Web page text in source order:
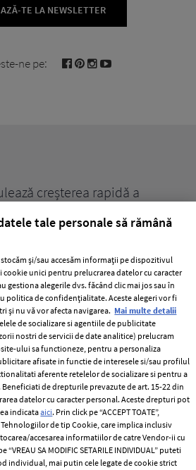
TE LA NEWSLETTER
ne pe:
creșterea rapidă a
Termeni si conditii
Politica de
confidențialitate
Politica de cookies
Publicitate
tale personale să rămână
stocăm și/sau accesăm informații pe dispozitivul
unici pentru prelucrarea datelor cu caracter
gestiona alegerile dvs. făcând clic mai jos sau în
politica de confidențialitate. Aceste alegeri vor fi
și nu vă vor afecta navigarea. Mai multe detalii
de socializare si agentiile de publicitate
nostri de servicii de date analitice) prelucram
ului sa functioneze, pentru a personaliza
afisate in functie de interesele si/sau profilul
aferente retelelor de socializare si pentru a
de drepturile prevazute de art. 15-22 din
datelor cu caracter personal. Aceste drepturi pot
indicataaici. Prin click pe “ACCEPT TOATE”,
de tip Cookie, care implica inclusiv
accesarea informatiilor de catre Vendor-ii cu
SA MODIFIC SETARILE INDIVIDUAL” puteti
individual, mai putin cele legate de cookie strict